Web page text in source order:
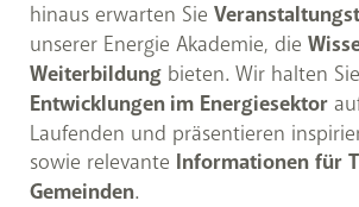
hinaus erwarten Sie
unserer Energie Akademie, die
Weiterbildung bieten. Wir halten
Entwicklungen im Energiesektor
Laufenden und präsentieren
sowie relevante Informationen für
Gemeinden.